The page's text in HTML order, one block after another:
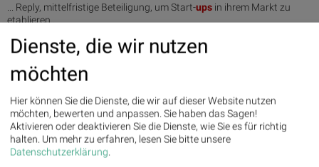
... Reply, mittelfristige Beteiligung, um Start-ups in ihrem Markt zu
etablieren ...
09.02.2017
Businessinsider: Warum UPS-Fahrer nur noch rechts
abbiegen
... lesen 9.02. 12:34: WarumUPS-Fahrer nur noch rechts abbiegen ...
Der LieferserviceUPShat strenge Richtlinien... >> Artikel lesen ...
Moovly gehört zu Top 10 der belgischen Start-ups, die 2017
Dienste, die wir nutzen
möchten
Hier können Sie die Dienste, die wir auf dieser Website nutzen
möchten, bewerten und anpassen. Sie haben das Sagen!
Aktivieren oder deaktivieren Sie die Dienste, wie Sie es für richtig
halten. Um mehr zu erfahren, lesen Sie bitte unsere
Datenschutzerklärung.